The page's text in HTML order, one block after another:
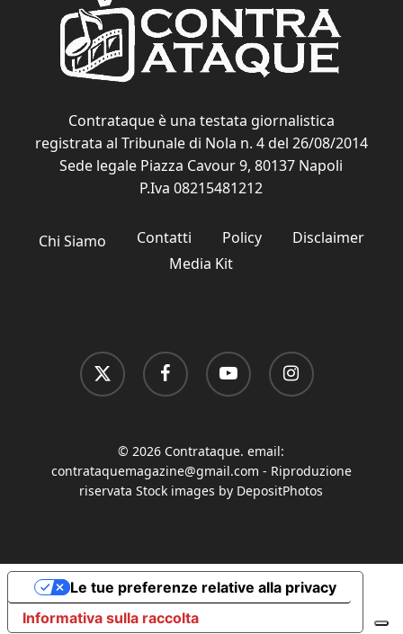
Contrataque è una testata giornalistica
registrata al Tribunale di Nola n. 4 del 26/08/2014
Sede legale Piazza Cavour 9, 80137 Napoli
P.Iva 08215481212
Chi Siamo Contatti Policy
Disclaimer
Media Kit
x-
twitter
facebook youtube instagram
© 2026 Contrataque. email:
contrataquemagazine@gmail.com - Riproduzione
riservata Stock images by DepositPhotos
Informativa sulla raccolta
Le tue preferenze relative alla privacy